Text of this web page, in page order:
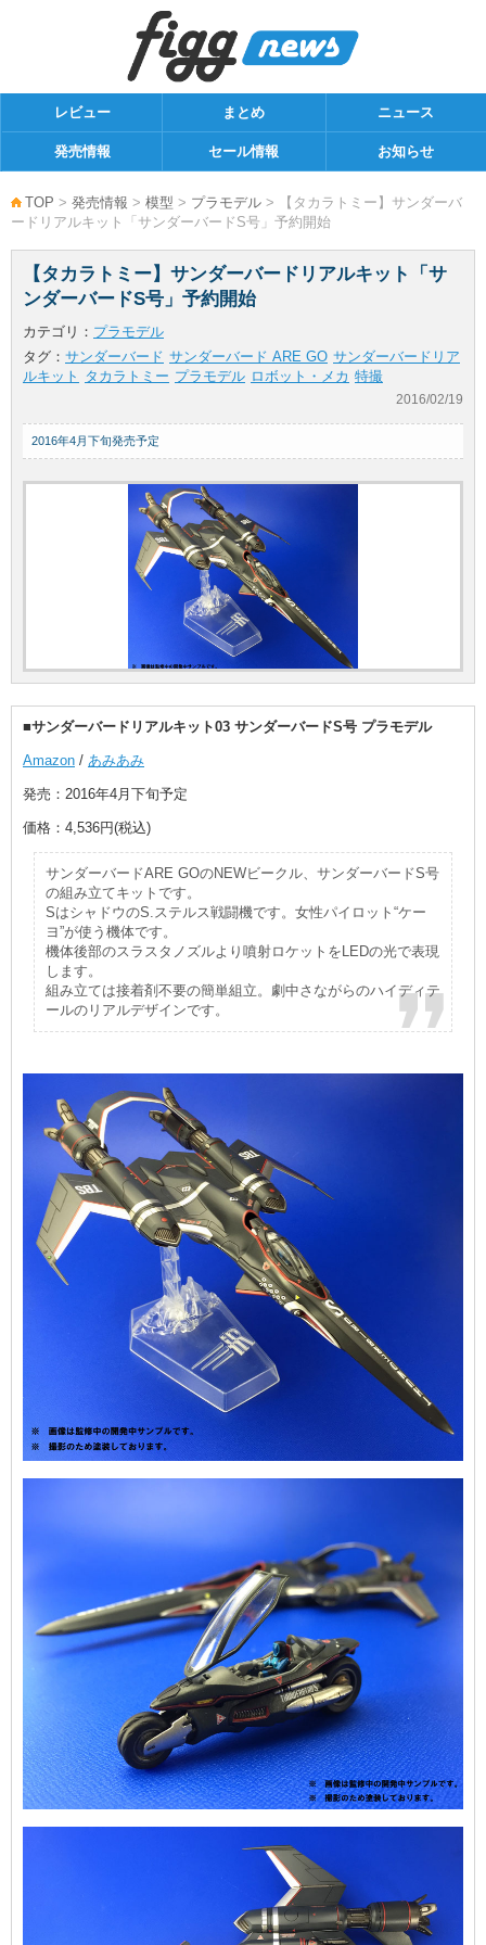
レビュー まとめ ニュース
発売情報 セール情報 お知らせ
TOP > 発売情報 > 模型 > プラモデル > 【タカラトミー】サンダーバ
ードリアルキット「サンダーバードS号」予約開始
【タカラトミー】サンダーバードリアルキット「サ
ンダーバードS号」予約開始
カテゴリ： プラモデル
タグ： サンダーバード サンダーバード ARE GO サンダーバードリア
ルキット タカラトミー プラモデル ロボット・メカ 特撮
2016/02/19
2016年4月下旬発売予定
■サンダーバードリアルキット03 サンダーバードS号 プラモデル
Amazon / あみあみ
発売：2016年4月下旬予定
価格：4,536円(税込)
サンダーバードARE GOのNEWビークル、サンダーバードS号
の組み立てキットです。
SはシャドウのS.ステルス戦闘機です。女性パイロット“ケー
ヨ”が使う機体です。
機体後部のスラスタノズルより噴射ロケットをLEDの光で表現
します。
組み立ては接着剤不要の簡単組立。劇中さながらのハイディテ
ールのリアルデザインです。